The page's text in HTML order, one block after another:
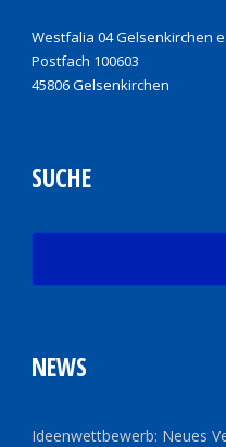
Westfalia 04 Gelsenkirchen
Postfach 100603
45806 Gelsenkirchen
SUCHE
NEWS
Ideenwettbewerb: Neues